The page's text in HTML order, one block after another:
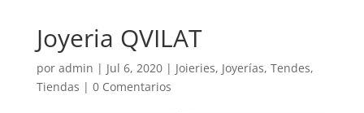
Joyeria QVILAT
por admin | Jul 6, 2020| Joieries, Joyerías, Tendes,
Tiendas | 0 Comentarios